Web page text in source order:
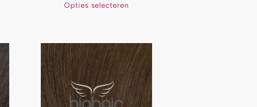
Opties selecteren